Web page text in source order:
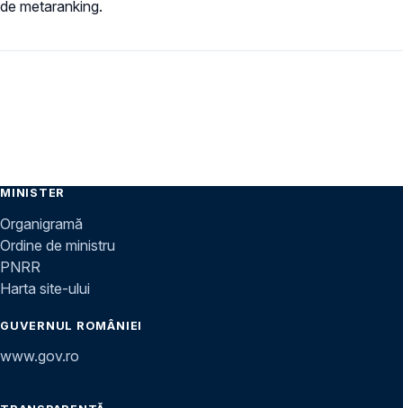
de metaranking.
MINISTER
Organigramă
Ordine de ministru
PNRR
Harta site-ului
GUVERNUL ROMÂNIEI
www.gov.ro